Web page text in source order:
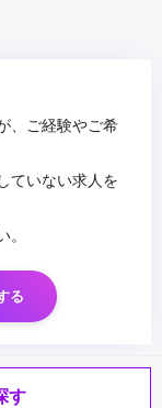
、ご経験やご希
ていない求人を
る
す